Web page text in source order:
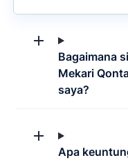
Bagaimana
Mekari
saya?
Apa